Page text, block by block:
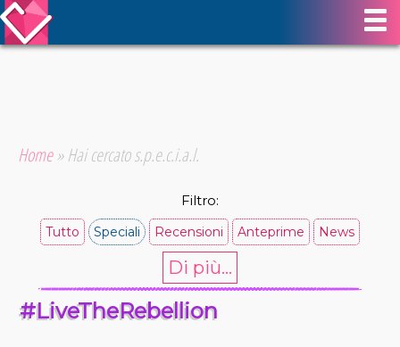
Home»Hai cercato s.p.e.c.i.a.l.
Filtro:
Tutto Speciali Recensioni Anteprime News
Di più...
#LiveTheRebellion